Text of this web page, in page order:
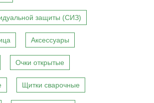
защиты (СИЗ)
Аксессуары
Очки открытые
Щитки сварочные